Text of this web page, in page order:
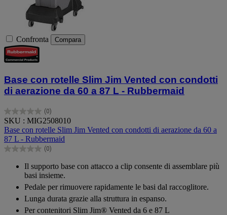
Confronta Compara
Base con rotelle Slim Jim Vented con condotti
di aerazione da 60 a 87 L - Rubbermaid
(0)
0.0
su
5
stelle.
SKU : MIG2508010
Base con rotelle Slim Jim Vented con condotti di aerazione da 60 a
87 L - Rubbermaid
(0)
0.0
Il supporto base con attacco a clip consente di assemblare più
basi insieme.
Pedale per rimuovere rapidamente le basi dal raccoglitore.
Lunga durata grazie alla struttura in espanso.
Per contenitori Slim Jim® Vented da 6 e 87 L